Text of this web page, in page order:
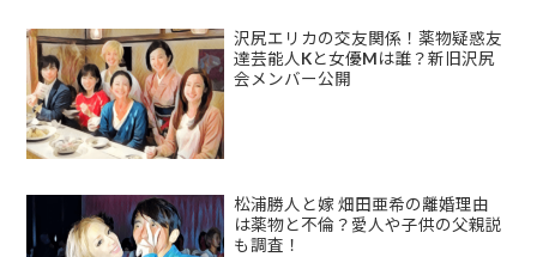
沢尻エリカの交友関係！薬物疑惑友
達芸能人Kと女優Mは誰？新旧沢尻
会メンバー公開
松浦勝人と嫁 畑田亜希の離婚理由
は薬物と不倫？愛人や子供の父親説
も調査！